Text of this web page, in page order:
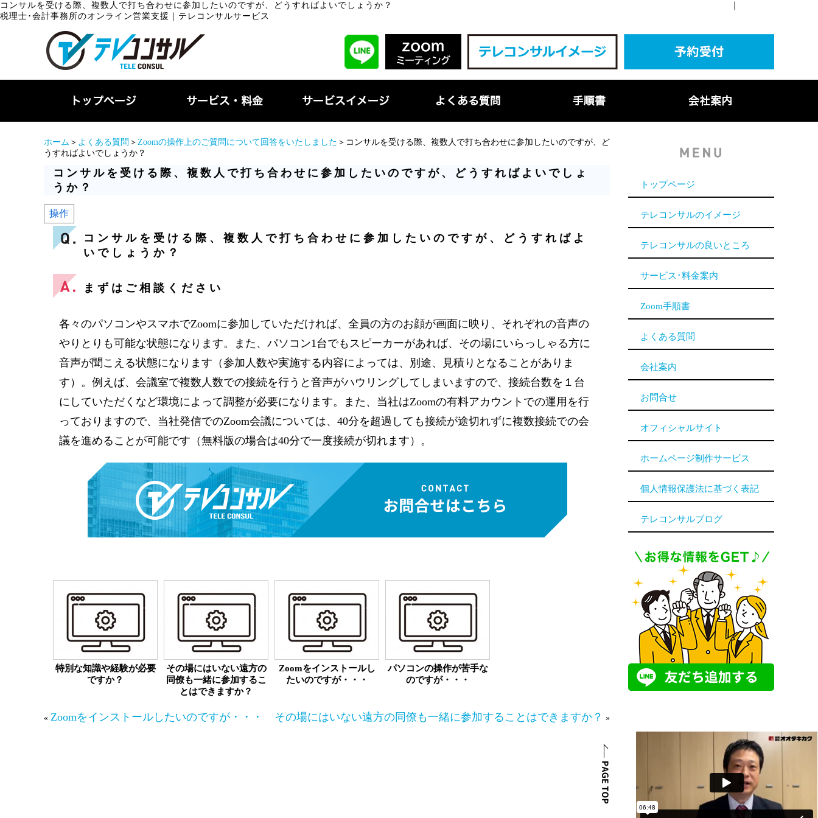
コンサルを受ける際、複数人で打ち合わせに参加したいのですが、どうすればよいでしょうか？
税理士･会計事務所のオンライン営業支援｜テレコンサルサービス
ホーム ＞ よくある質問 ＞ Zoomの操作上のご質問について回答をいたしました ＞コンサルを受ける際、複数人で打ち合わせに参加したいのですが、ど
うすればよいでしょうか？
コンサルを受ける際、複数人で打ち合わせに参加したいのですが、どうすればよいでしょ
うか？
操作
コンサルを受ける際、複数人で打ち合わせに参加したいのですが、どうすればよ
いでしょうか？
まずはご相談ください
各々のパソコンやスマホでZoomに参加していただければ、全員の方のお顔が画面に映り、それぞれの音声の
やりとりも可能な状態になります。また、パソコン1台でもスピーカーがあれば、その場にいらっしゃる方に
音声が聞こえる状態になります（参加人数や実施する内容によっては、別途、見積りとなることがありま
す）。例えば、会議室で複数人数での接続を行うと音声がハウリングしてしまいますので、接続台数を１台
にしていただくなど環境によって調整が必要になります。また、当社はZoomの有料アカウントでの運用を行
っておりますので、当社発信でのZoom会議については、40分を超過しても接続が途切れずに複数接続での会
議を進めることが可能です（無料版の場合は40分で一度接続が切れます）。
特別な知識や経験が必要
ですか？
その場にはいない遠方の
同僚も一緒に参加するこ
とはできますか？
Zoomをインストールし
たいのですが・・・
パソコンの操作が苦手な
のですが・・・
« Zoomをインストールしたいのですが・・・ その場にはいない遠方の同僚も一緒に参加することはできますか？ »
トップページ
テレコンサルのイメージ
テレコンサルの良いところ
サービス･料金案内
Zoom手順書
よくある質問
会社案内
お問合せ
オフィシャルサイト
ホームページ制作サービス
個人情報保護法に基づく表記
テレコンサルブログ